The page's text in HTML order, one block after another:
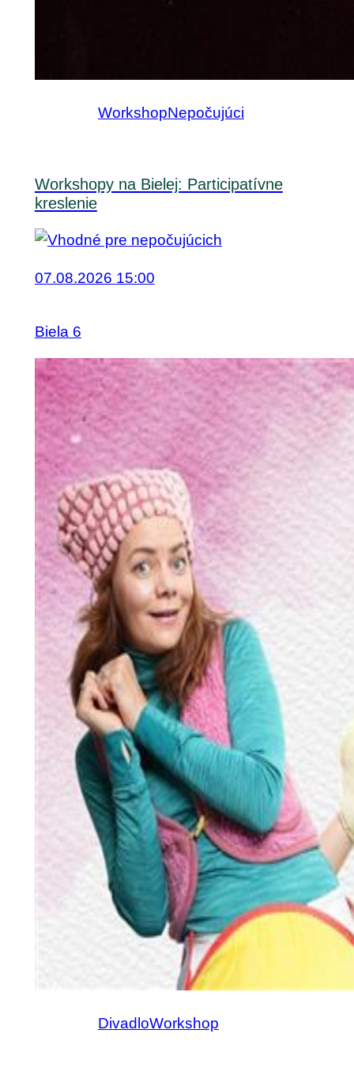
WorkshopNepočujúci
Workshopy na Bielej: Participatívne
kreslenie
07.08.2026 15:00
Biela 6
DivadloWorkshop